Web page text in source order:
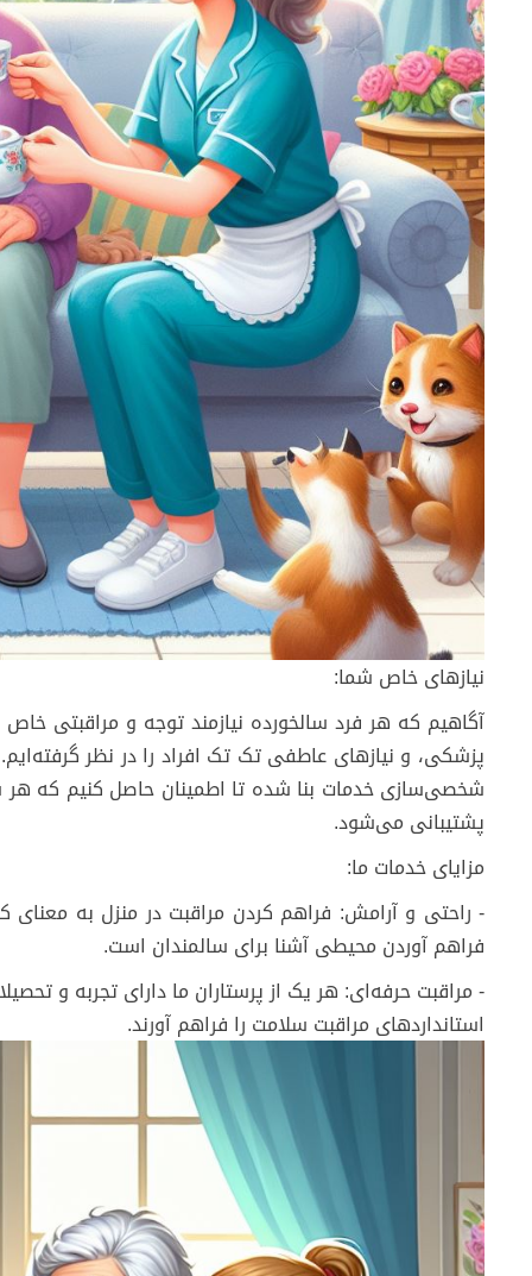
نیازهای خاص شما:
آگاهیم که هر فرد سالخورده نیازمند توجه و مراقبتی
پزشکی، و نیازهای عاطفی تک تک افراد را در نظر گرفته‌ایم.
شخصی‌سازی خدمات بنا شده تا اطمینان حاصل کنیم که هر
پشتیبانی می‌شود.
مزایای خدمات ما:
- راحتی و آرامش: فراهم کردن مراقبت در منزل به معنای
فراهم آوردن محیطی آشنا برای سالمندان است.
- مراقبت حرفه‌ای: هر یک از پرستاران ما دارای تجربه و
استانداردهای مراقبت سلامت را فراهم آورند.